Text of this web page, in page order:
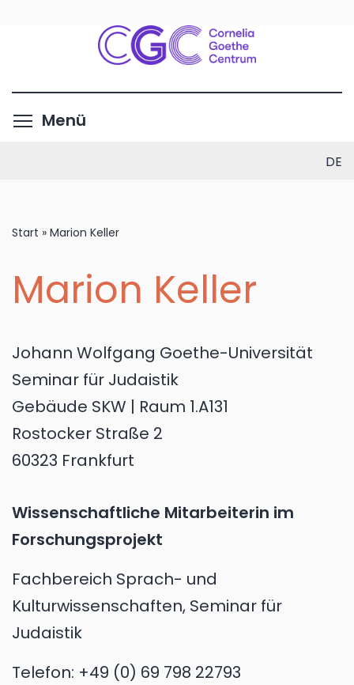
Inhalt
Menü
DE
Start » Marion Keller
Marion Keller
Johann Wolfgang Goethe-Universität
Seminar für Judaistik
Gebäude SKW | Raum 1.A131
Rostocker Straße 2
60323 Frankfurt
Wissenschaftliche Mitarbeiterin im
Forschungsprojekt
Fachbereich Sprach- und
Kulturwissenschaften, Seminar für
Judaistik
Telefon: +49 (0) 69 798 22793